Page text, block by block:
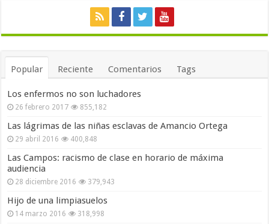
Popular Reciente Comentarios Tags
Los enfermos no son luchadores
26 febrero 2017 855,182
Las lágrimas de las niñas esclavas de Amancio Ortega
29 abril 2016 400,848
Las Campos: racismo de clase en horario de máxima
audiencia
28 diciembre 2016 379,943
Hijo de una limpiasuelos
14 marzo 2016 318,998